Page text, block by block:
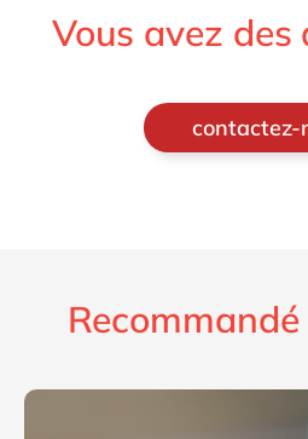
Vous avez des
contactez-